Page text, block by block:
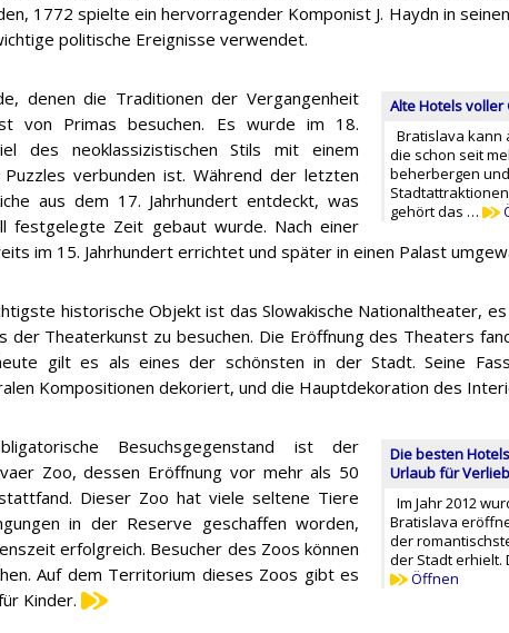
1772 spielte ein hervorragender Komponist J. Haydn in
politische Ereignisse verwendet.
Alte Hotels
Bratislava kann
die schon seit
beherbergen
gehört das …
denen die Traditionen der Vergangenheit
von Primas besuchen. Es wurde im 18.
des neoklassizistischen Stils mit einem
verbunden ist. Während der letzten
aus dem 17. Jahrhundert entdeckt, was
Zeit gebaut wurde. Nach einer
im 15. Jahrhundert errichtet und später in einen Palast
historische Objekt ist das Slowakische Nationaltheater,
der Theaterkunst zu besuchen. Die Eröffnung des Theaters
gilt es als eines der schönsten in der Stadt. Seine
Kompositionen dekoriert, und die Hauptdekoration des
Die besten
Urlaub für
Im Jahr 2012
Bratislava
der
der Stadt erhielt.
Öffnen
Besuchsgegenstand ist der
Zoo, dessen Eröffnung vor mehr als 50
Dieser Zoo hat viele seltene Tiere
in der Reserve geschaffen worden,
erfolgreich. Besucher des Zoos können
Auf dem Territorium dieses Zoos gibt es
Kinder.